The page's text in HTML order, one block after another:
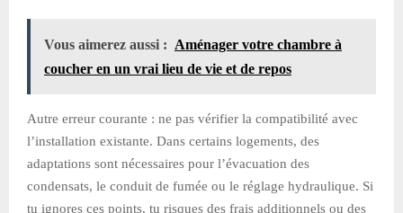
Vous aimerez aussi : Aménager votre chambre à
coucher en un vrai lieu de vie et de repos
Autre erreur courante : ne pas vérifier la compatibilité avec
l’installation existante. Dans certains logements, des
adaptations sont nécessaires pour l’évacuation des
condensats, le conduit de fumée ou le réglage hydraulique. Si
tu ignores ces points, tu risques des frais additionnels ou des